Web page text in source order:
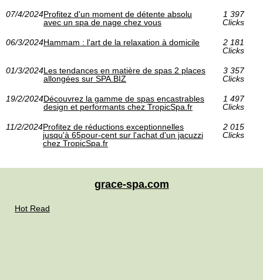
07/4/2024Profitez d'un moment de détente absolu
avec un spa de nage chez vous
1 397
Clicks
06/3/2024Hammam : l'art de la relaxation à domicile
2 181
Clicks
01/3/2024Les tendances en matière de spas 2 places
allongées sur SPA.BIZ
3 357
Clicks
19/2/2024Découvrez la gamme de spas encastrables
design et performants chez TropicSpa.fr
1 497
Clicks
11/2/2024Profitez de réductions exceptionnelles
jusqu'à 65pour-cent sur l'achat d'un jacuzzi
chez TropicSpa.fr
2 015
Clicks
grace-spa.com
Hot Read